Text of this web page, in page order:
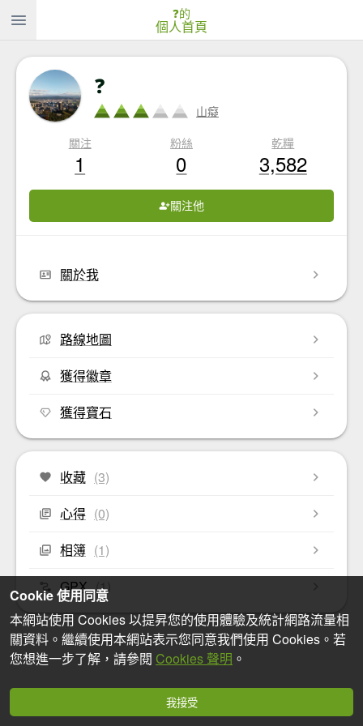
❓的
個人首頁
❓
山癡
關注
1
粉絲
0
乾糧
3,582
關注他
關於我
路線地圖
獲得徽章
獲得寶石
收藏 (3)
心得 (0)
相簿 (1)
GPX (1)
Cookie 使用同意
本網站使用 Cookies 以提昇您的使用體驗及統計網路流量相
關資料。繼續使用本網站表示您同意我們使用 Cookies。若
您想進一步了解，請參閱 Cookies 聲明 。
我接受